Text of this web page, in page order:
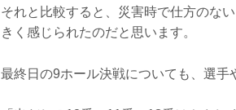
それと比較すると、災害時で仕方のな
きく感じられたのだと思います。
最終日の9ホール決戦についても、選手